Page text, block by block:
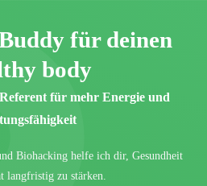
für deinen
body
für mehr Energie und
Biohacking helfe ich dir, Gesundheit
langfristig zu stärken.